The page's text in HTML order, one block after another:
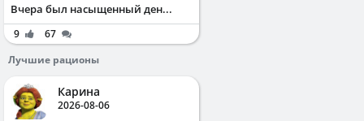
Вчера был насыщенный ден...
9
67
Лучшие рационы
Карина
2026-08-06